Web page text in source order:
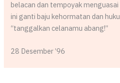
belacan dan tempoyak
ini ganti baju kehormatan dan
“tanggalkan celanamu abang!”
28 Desember ’96